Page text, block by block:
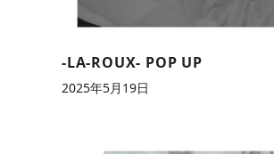
-LA-ROUX- POP UP
2025年5月19日